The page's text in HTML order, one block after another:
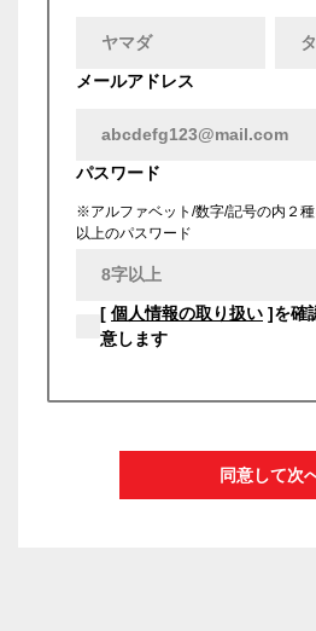
メールアドレス
パスワード
※アルファベット/数字/記号の内２
以上のパスワード
[ 個人情報の取り扱い ]を確
意します
同意して次